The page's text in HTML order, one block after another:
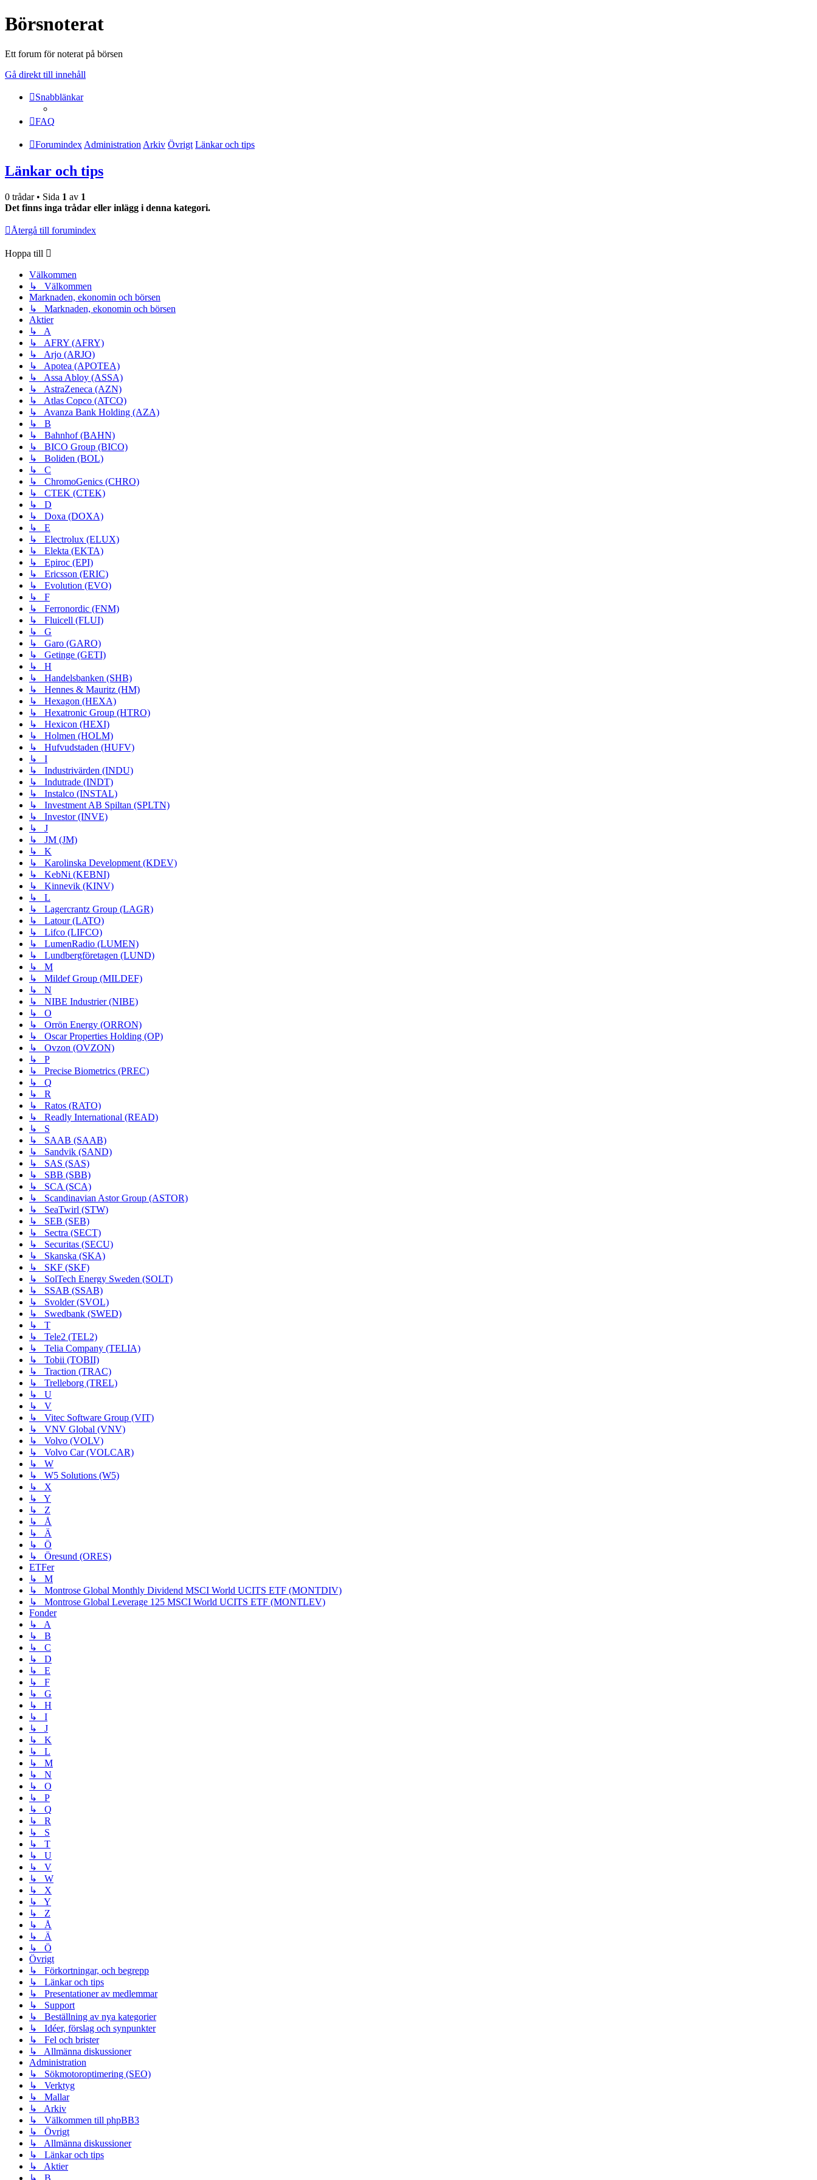
Börsnoterat
Ett forum för noterat på börsen
Gå direkt till innehåll
Snabblänkar
FAQ
Forumindex Administration Arkiv Övrigt Länkar och tips
Länkar och tips
0 trådar • Sida 1 av 1
Det finns inga trådar eller inlägg i denna kategori.
Återgå till forumindex
Hoppa till
Välkommen
↳ Välkommen
Marknaden, ekonomin och börsen
↳ Marknaden, ekonomin och börsen
Aktier
↳ A
↳ AFRY (AFRY)
↳ Arjo (ARJO)
↳ Apotea (APOTEA)
↳ Assa Abloy (ASSA)
↳ AstraZeneca (AZN)
↳ Atlas Copco (ATCO)
↳ Avanza Bank Holding (AZA)
↳ B
↳ Bahnhof (BAHN)
↳ BICO Group (BICO)
↳ Boliden (BOL)
↳ C
↳ ChromoGenics (CHRO)
↳ CTEK (CTEK)
↳ D
↳ Doxa (DOXA)
↳ E
↳ Electrolux (ELUX)
↳ Elekta (EKTA)
↳ Epiroc (EPI)
↳ Ericsson (ERIC)
↳ Evolution (EVO)
↳ F
↳ Ferronordic (FNM)
↳ Fluicell (FLUI)
↳ G
↳ Garo (GARO)
↳ Getinge (GETI)
↳ H
↳ Handelsbanken (SHB)
↳ Hennes & Mauritz (HM)
↳ Hexagon (HEXA)
↳ Hexatronic Group (HTRO)
↳ Hexicon (HEXI)
↳ Holmen (HOLM)
↳ Hufvudstaden (HUFV)
↳ I
↳ Industrivärden (INDU)
↳ Indutrade (INDT)
↳ Instalco (INSTAL)
↳ Investment AB Spiltan (SPLTN)
↳ Investor (INVE)
↳ J
↳ JM (JM)
↳ K
↳ Karolinska Development (KDEV)
↳ KebNi (KEBNI)
↳ Kinnevik (KINV)
↳ L
↳ Lagercrantz Group (LAGR)
↳ Latour (LATO)
↳ Lifco (LIFCO)
↳ LumenRadio (LUMEN)
↳ Lundbergföretagen (LUND)
↳ M
↳ Mildef Group (MILDEF)
↳ N
↳ NIBE Industrier (NIBE)
↳ O
↳ Orrön Energy (ORRON)
↳ Oscar Properties Holding (OP)
↳ Ovzon (OVZON)
↳ P
↳ Precise Biometrics (PREC)
↳ Q
↳ R
↳ Ratos (RATO)
↳ Readly International (READ)
↳ S
↳ SAAB (SAAB)
↳ Sandvik (SAND)
↳ SAS (SAS)
↳ SBB (SBB)
↳ SCA (SCA)
↳ Scandinavian Astor Group (ASTOR)
↳ SeaTwirl (STW)
↳ SEB (SEB)
↳ Sectra (SECT)
↳ Securitas (SECU)
↳ Skanska (SKA)
↳ SKF (SKF)
↳ SolTech Energy Sweden (SOLT)
↳ SSAB (SSAB)
↳ Svolder (SVOL)
↳ Swedbank (SWED)
↳ T
↳ Tele2 (TEL2)
↳ Telia Company (TELIA)
↳ Tobii (TOBII)
↳ Traction (TRAC)
↳ Trelleborg (TREL)
↳ U
↳ V
↳ Vitec Software Group (VIT)
↳ VNV Global (VNV)
↳ Volvo (VOLV)
↳ Volvo Car (VOLCAR)
↳ W
↳ W5 Solutions (W5)
↳ X
↳ Y
↳ Z
↳ Å
↳ Ä
↳ Ö
↳ Öresund (ORES)
ETFer
↳ M
↳ Montrose Global Monthly Dividend MSCI World UCITS ETF (MONTDIV)
↳ Montrose Global Leverage 125 MSCI World UCITS ETF (MONTLEV)
Fonder
↳ A
↳ B
↳ C
↳ D
↳ E
↳ F
↳ G
↳ H
↳ I
↳ J
↳ K
↳ L
↳ M
↳ N
↳ O
↳ P
↳ Q
↳ R
↳ S
↳ T
↳ U
↳ V
↳ W
↳ X
↳ Y
↳ Z
↳ Å
↳ Ä
↳ Ö
Övrigt
↳ Förkortningar, och begrepp
↳ Länkar och tips
↳ Presentationer av medlemmar
↳ Support
↳ Beställning av nya kategorier
↳ Idéer, förslag och synpunkter
↳ Fel och brister
↳ Allmänna diskussioner
Administration
↳ Sökmotoroptimering (SEO)
↳ Verktyg
↳ Mallar
↳ Arkiv
↳ Välkommen till phpBB3
↳ Övrigt
↳ Allmänna diskussioner
↳ Länkar och tips
↳ Aktier
↳ B